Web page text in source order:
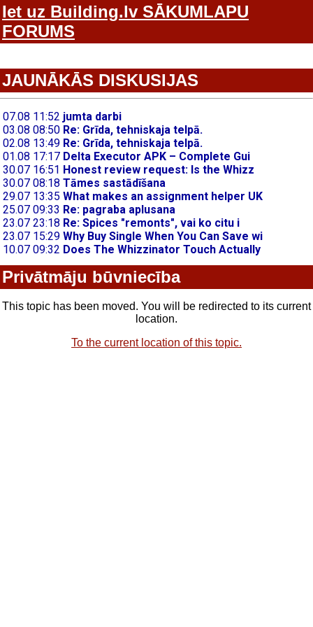
Iet uz Building.lv SĀKUMLAPU
FORUMS
JAUNĀKĀS DISKUSIJAS
Privātmāju būvniecība
This topic has been moved. You will be redirected to its current
location.
To the current location of this topic.